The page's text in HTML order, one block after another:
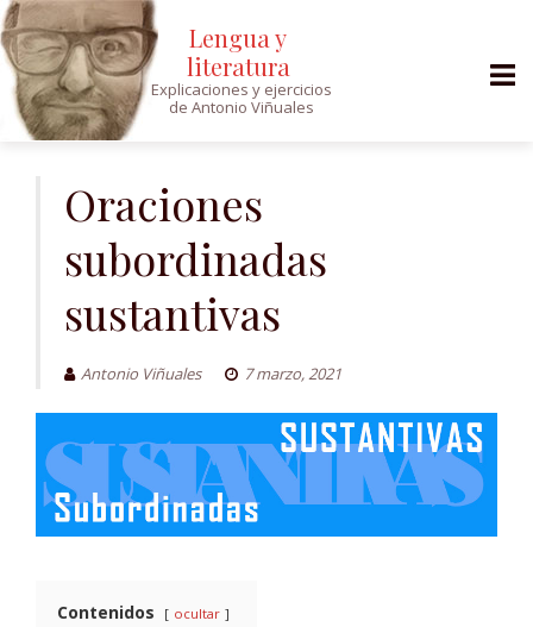
contenido
Lengua y
literatura
Explicaciones y ejercicios
de Antonio Viñuales
Oraciones
subordinadas
sustantivas
Antonio Viñuales 7 marzo, 2021
Contenidos ocultar